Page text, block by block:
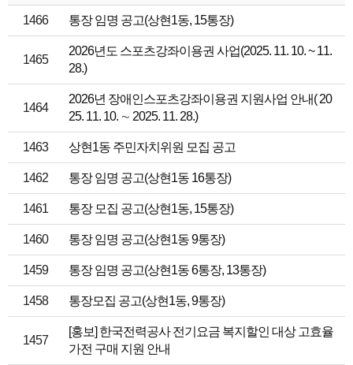
1466 통장 임명 공고(상현1동, 15통장)
1465
2026년도 스포츠강좌이용권 사업(2025. 11. 10. ~ 11.
28.)
1464
2026년 장애인스포츠강좌이용권 지원사업 안내( 20
25. 11. 10. ∼ 2025. 11. 28.)
1463 상현1동 주민자치위원 모집 공고
1462 통장 임명 공고(상현1동 16통장)
1461 통장 모집 공고(상현1동, 15통장)
1460 통장 임명 공고(상현1동 9통장)
1459 통장 임명 공고(상현1동 6통장, 13통장)
1458 통장모집 공고(상현1동, 9통장)
1457
[홍보] 한국전력공사 전기요금 복지할인 대상 고효율
가전 구매 지원 안내